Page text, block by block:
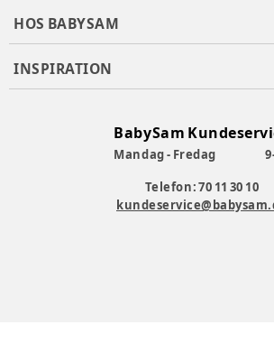
HOS BABYSAM
INSPIRATION
BabySam
Mandag - Fredag
Telefon: 70 11 30 10